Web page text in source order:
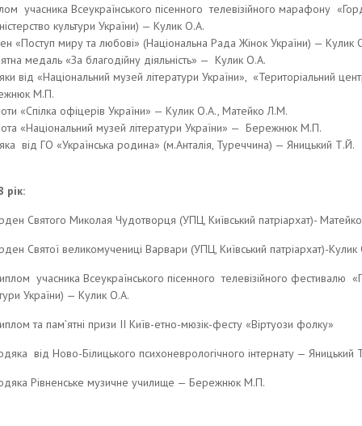
учасника Всеукраїнського пісенного телевізійного марафону
культури України) — Кулик О.А.
«Поступ миру та любові» (Національна Рада Жінок України) — Кулик
медаль «За благодійну діяльність» — Кулик О.А.
від «Національний музей літератури України», «Територіальний
М.П.
«Спілка офіцерів України» — Кулик О.А., Матейко Л.М.
«Національний музей літератури України» — Бережнюк М.П.
від ГО «Українська родина» (м.Анталія, Туреччина) — Яницький Т.Й.
рік:
Святого Миколая Чудотворця (УПЦ, Київський патріархат)-
Святої великомучениці Варвари (УПЦ, Київський патріархат)-Кулик
учасника Всеукраїнського пісенного телевізійного фестивалю
України) — Кулик О.А.
та пам’ятні призи II Київ-етно-мюзік-фесту «Віртуози фолку»
від Ново-Білицького психоневрологічного інтернату — Яницький
Рівненське музичне училище — Бережнюк М.П.